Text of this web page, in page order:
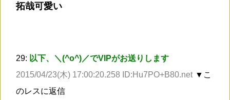
拓哉可愛い
29: 以下、＼(^o^)／でVIPがお送りします
2015/04/23(木) 17:00:20.258 ID:Hu7PO+B80.net ▼こ
のレスに返信